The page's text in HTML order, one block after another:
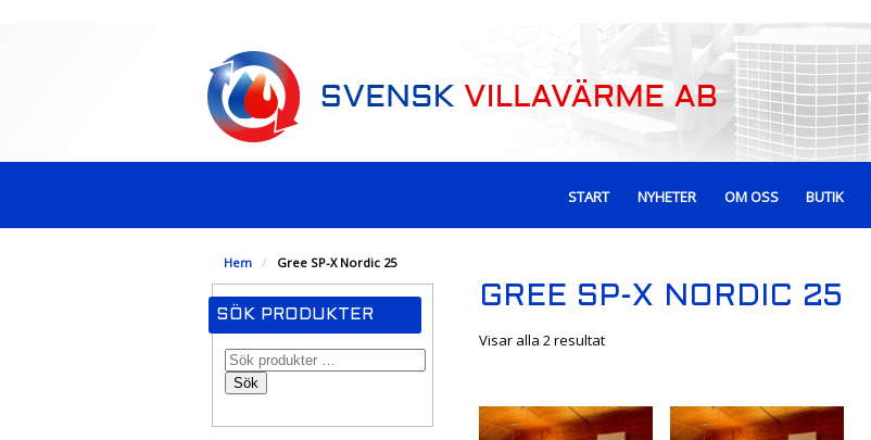
START NYHETER OM OSS BUTIK
Hem / Gree SP-X Nordic 25
GREE SP-X NORDIC 25
Visar alla 2 resultat
SÖK PRODUKTER
Sök